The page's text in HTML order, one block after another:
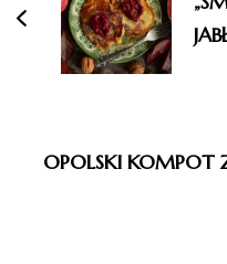
OPOLSKI KOMPOT